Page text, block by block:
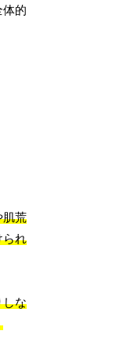
体的
肌荒
られ
しな